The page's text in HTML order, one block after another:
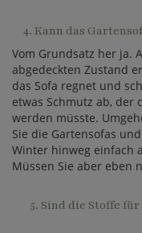
4. Kann das
Vom Grundsatz her ja.
abgedeckten Zustand
das Sofa regnet und
etwas Schmutz ab,
werden müsste.
Sie die Gartensofas
Winter hinweg einfach
Müssen Sie aber eben
5. Sind die Stoffe